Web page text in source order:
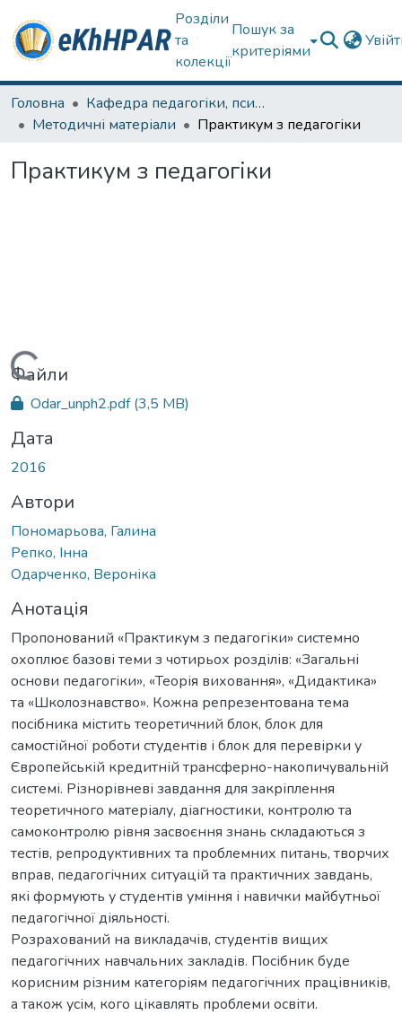
Розділи
та
колекції
Пошук за
критеріями
Головна
Кафедра педагогіки, психології, початкової освіти та освітнього менеджменту
Методичні матеріали
Практикум з педагогіки
Практикум з педагогіки
Вантажиться...
Файли
Odar_unph2.pdf(3,5 MB)
Дата
2016
Автори
Пономарьова, Галина
Репко, Інна
Одарченко, Вероніка
Анотація
Пропонований «Практикум з педагогіки» системно
охоплює базові теми з чотирьох розділів: «Загальні
основи педагогіки», «Теорія виховання», «Дидактика»
та «Школознавство». Кожна репрезентована тема
посібника містить теоретичний блок, блок для
самостійної роботи студентів і блок для перевірки у
Європейській кредитній трансферно-накопичувальній
системі. Різнорівневі завдання для закріплення
теоретичного матеріалу, діагностики, контролю та
самоконтролю рівня засвоєння знань складаються з
тестів, репродуктивних та проблемних питань, творчих
вправ, педагогічних ситуацій та практичних завдань,
які формують у студентів уміння і навички майбутньої
педагогічної діяльності.
Розрахований на викладачів, студентів вищих
педагогічних навчальних закладів. Посібник буде
корисним різним категоріям педагогічних працівників,
а також усім, кого цікавлять проблеми освіти.